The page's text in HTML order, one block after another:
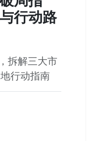
行动路
拆解三大市
行动指南